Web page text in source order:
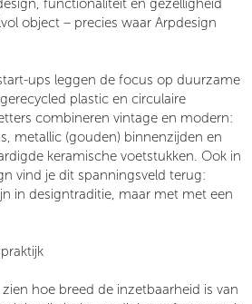
functionaliteit en gezelligheid
object – precies waar Arpdesign
ups leggen de focus op duurzame
plastic en circulaire
combineren vintage en modern:
metallic (gouden) binnenzijden en
keramische voetstukken. Ook in
vind je dit spanningsveld terug:
in designtraditie, maar met met een
hoe breed de inzetbaarheid is van